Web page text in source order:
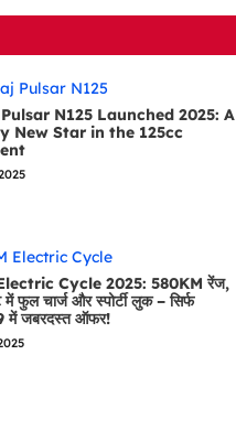
N125 Launched 2025: A
New Star in the 125cc
Cycle 2025: 580KM रेंज,
फुल चार्ज और स्पोर्टी लुक – सिर्फ
में जबरदस्त ऑफर!